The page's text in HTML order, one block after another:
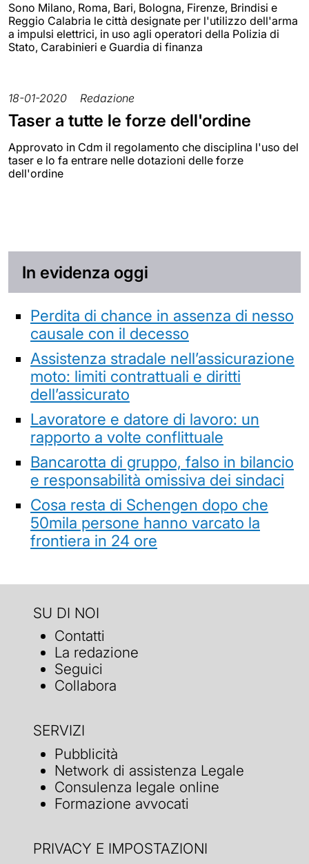
Sono Milano, Roma, Bari, Bologna, Firenze, Brindisi e
Reggio Calabria le città designate per l'utilizzo dell'arma
a impulsi elettrici, in uso agli operatori della Polizia di
Stato, Carabinieri e Guardia di finanza
18-01-2020 Redazione
Taser a tutte le forze dell'ordine
Approvato in Cdm il regolamento che disciplina l'uso del
taser e lo fa entrare nelle dotazioni delle forze
dell'ordine
In evidenza oggi
Perdita di chance in assenza di nesso
causale con il decesso
Assistenza stradale nell’assicurazione
moto: limiti contrattuali e diritti
dell’assicurato
Lavoratore e datore di lavoro: un
rapporto a volte conflittuale
Bancarotta di gruppo, falso in bilancio
e responsabilità omissiva dei sindaci
Cosa resta di Schengen dopo che
50mila persone hanno varcato la
frontiera in 24 ore
SU DI NOI
Contatti
La redazione
Seguici
Collabora
SERVIZI
Pubblicità
Network di assistenza Legale
Consulenza legale online
Formazione avvocati
PRIVACY E IMPOSTAZIONI